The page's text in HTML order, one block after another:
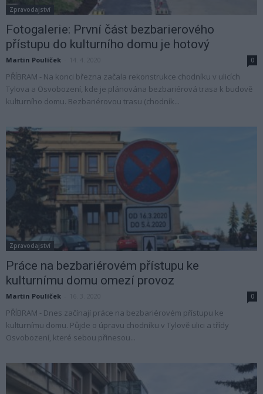
Zpravodajství
Fotogalerie: První část bezbarierového
přístupu do kulturního domu je hotový
Martin Poulíček 0
PŘÍBRAM - Na konci března začala rekonstrukce chodníku v ulicích
Tylova a Osvobození, kde je plánována bezbariérová trasa k budově
kulturního domu. Bezbariérovou trasu (chodník...
Zpravodajství
Práce na bezbariérovém přístupu ke
kulturnímu domu omezí provoz
Martin Poulíček 0
PŘÍBRAM - Dnes začínají práce na bezbariérovém přístupu ke
kulturnímu domu. Půjde o úpravu chodníku v Tylově ulici a třídy
Osvobození, které sebou přinesou...